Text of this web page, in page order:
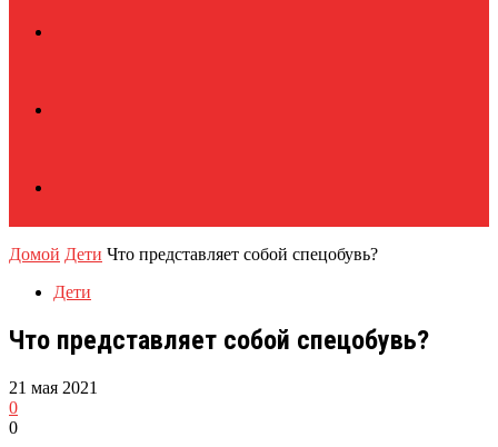
Домой Дети Что представляет собой спецобувь?
Дети
Что представляет собой спецобувь?
21 мая 2021
0
0